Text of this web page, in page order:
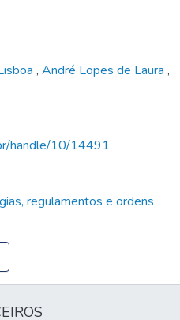
, André Lopes de Laura ,
handle/10/14491
regulamentos e ordens